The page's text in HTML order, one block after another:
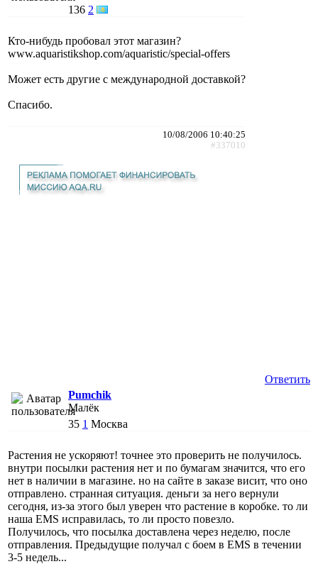
136 2
Кто-нибудь пробовал этот магазин?
www.aquaristikshop.com/aquaristic/special-offers
Может есть другие с международной доставкой?
Спасибо.
10/08/2006 10:40:25
#337010
Ответить
Pumchik
Малёк
35 1 Москва
Растения не ускоряют! точнее это проверить не получилось.
внутри посылки растения нет и по бумагам значится, что его
нет в наличии в магазине. но на сайте в заказе висит, что оно
отправлено. странная ситуация. деньги за него вернули
сегодня, из-за этого был уверен что растение в коробке. то ли
наша EMS исправилась, то ли просто повезло.
Получилось, что посылка доставлена через неделю, после
отправления. Предыдущие получал с боем в EMS в течении
3-5 недель...